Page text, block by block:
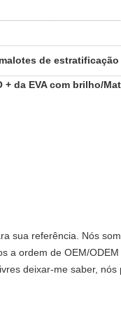
malotes de
da EVA com brilho/
sua referência. Nós
a ordem de OEM/ODEM
deixar-me saber,